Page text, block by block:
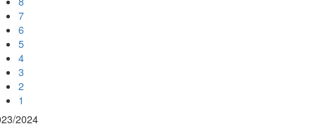
7
6
5
4
3
2
1
2024